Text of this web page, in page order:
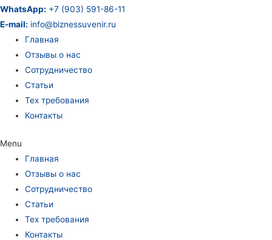
WhatsApp: +7 (903) 591-86-11
E-mail: info@biznessuvenir.ru
Главная
Отзывы о нас
Сотрудничество
Статьи
Тех требования
Контакты
Menu
Главная
Отзывы о нас
Сотрудничество
Статьи
Тех требования
Контакты